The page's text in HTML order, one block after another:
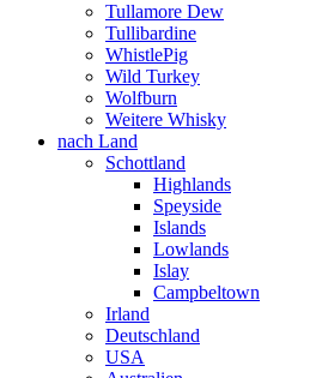
Tullamore Dew
Tullibardine
WhistlePig
Wild Turkey
Wolfburn
Weitere Whisky
nach Land
Schottland
Highlands
Speyside
Islands
Lowlands
Islay
Campbeltown
Irland
Deutschland
USA